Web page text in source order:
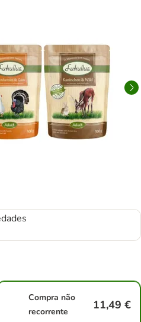
Compra não
recorrente
11,49 €